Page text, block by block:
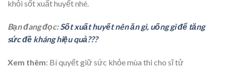
khỏi sốt xuất huyết nhé.
Bạn đang đọc:Sốt xuất huyết nên ăn gì, uống gì để tăng
sức đề kháng hiệu quả???
Xem thêm: Bí quyết giữ sức khỏe mùa thi cho sĩ tử